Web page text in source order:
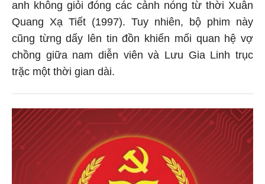
anh không giỏi đóng các cảnh nóng từ thời Xuân
Quang Xạ Tiết (1997). Tuy nhiên, bộ phim này
cũng từng dấy lên tin đồn khiến mối quan hệ vợ
chồng giữa nam diễn viên và Lưu Gia Linh trục
trặc một thời gian dài.